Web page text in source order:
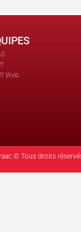
Web
© Tous droits